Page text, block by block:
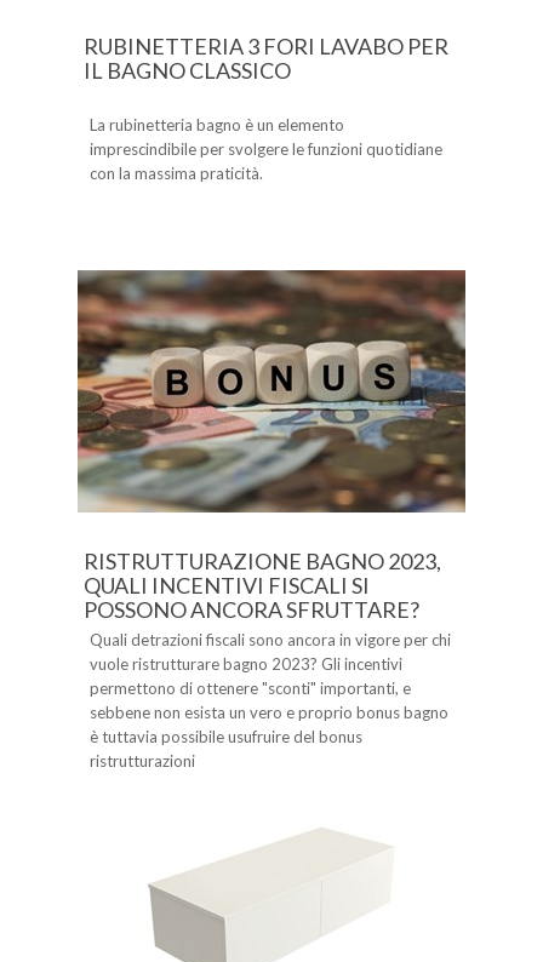
RUBINETTERIA 3 FORI LAVABO PER
IL BAGNO CLASSICO
La rubinetteria bagno è un elemento
imprescindibile per svolgere le funzioni quotidiane
con la massima praticità.
RISTRUTTURAZIONE BAGNO 2023,
QUALI INCENTIVI FISCALI SI
POSSONO ANCORA SFRUTTARE?
Quali detrazioni fiscali sono ancora in vigore per chi
vuole ristrutturare bagno 2023? Gli incentivi
permettono di ottenere "sconti" importanti, e
sebbene non esista un vero e proprio bonus bagno
è tuttavia possibile usufruire del bonus
ristrutturazioni